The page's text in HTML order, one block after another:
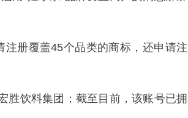
注册覆盖45个品类的商标，还申请注
胜饮料集团；截至目前，该账号已拥